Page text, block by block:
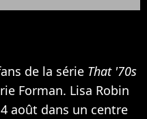
de la série That '70s
Forman. Lisa Robin
août dans un centre